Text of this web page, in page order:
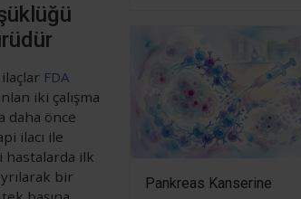
FDA
iki çalışma
daha önce
ilacı ile
hastalarda ilk
bir
Pankreas Kanserine